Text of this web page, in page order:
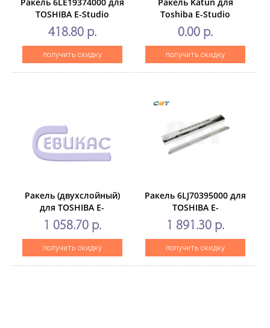
TOSHIBA E-Studio
555/655/755/855(CET),
CET6594
418.80 р.
получить скидку
Toshiba E-Studio
163/203/230L/232
(BL2320D)
0.00 р.
получить скидку
Ракель (двухслойный)
для TOSHIBA E-
Studio3015AC/3515AC,/4515AC
(CET), CET281114
1 058.70 р.
получить скидку
Ракель 6LJ70395000 для
TOSHIBA E-
Studio2050C/2550C/2051C/
(CET), CET8631
1 891.30 р.
получить скидку